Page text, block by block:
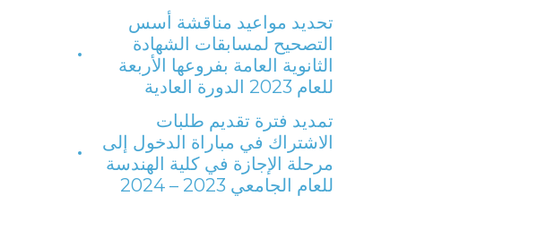
تحديد مواعيد مناقشة أسس
التصحيح لمسابقات الشهادة
الثانوية العامة بفروعها الأربعة
للعام 2023 الدورة العادية
تمديد فترة تقديم طلبات
الاشتراك في مباراة الدخول إلى
مرحلة الإجازة في كلية الهندسة
للعام الجامعي 2023 – 2024